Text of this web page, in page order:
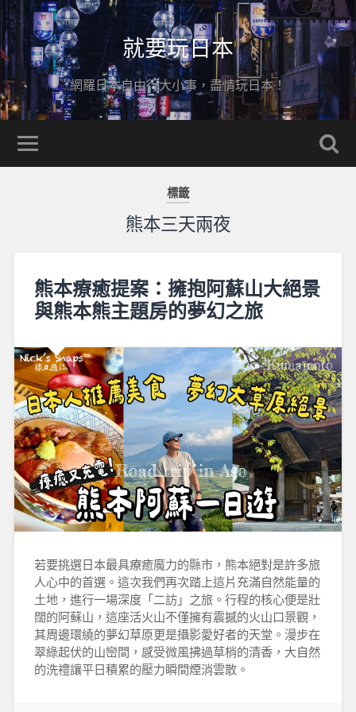
就要玩日本
網羅日本自由行大小事，盡情玩日本！
標籤
熊本三天兩夜
熊本療癒提案：擁抱阿蘇山大絕景
與熊本熊主題房的夢幻之旅
若要挑選日本最具療癒魔力的縣市，熊本絕對是許多旅
人心中的首選。這次我們再次踏上這片充滿自然能量的
土地，進行一場深度「二訪」之旅。行程的核心便是壯
闊的阿蘇山，這座活火山不僅擁有震撼的火山口景觀，
其周邊環繞的夢幻草原更是攝影愛好者的天堂。漫步在
翠綠起伏的山巒間，感受微風拂過草梢的清香，大自然
的洗禮讓平日積累的壓力瞬間煙消雲散。